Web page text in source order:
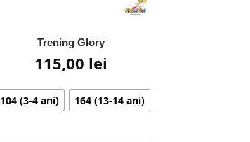
Trening Glory
115,00 lei
104 (3-4 ani) 164 (13-14 ani)